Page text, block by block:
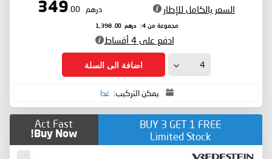
السعر بالكامل للإطار درهم 349
.00
مجموعة من 4: درهم 1,398
.00
ادفع على 4 أقساط
اضافة الى السلة
يمكن التركيب: غدا
BUY 3 GET 1 FREE
Limited Stock
Act Fast
Buy Now!